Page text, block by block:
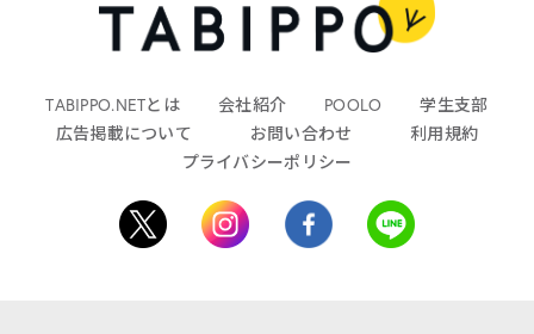
TABIPPO.NETとは 会社紹介 POOLO
学生支部
広告掲載について
お問い合わせ
利用規約
プライバシーポリシー